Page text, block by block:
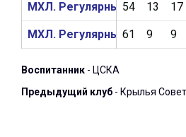
54 13 17
61 9 9
МХЛ. Регулярный
МХЛ. Регулярный
Воспитанник - ЦСКА
Предыдущий клуб - Крылья